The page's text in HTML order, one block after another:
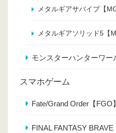
メタルギアサバイブ【
メタルギアソリッド5【
モンスターハンターワー
スマホゲーム
Fate/Grand Order【FGO】
FINAL FANTASY BRAVE